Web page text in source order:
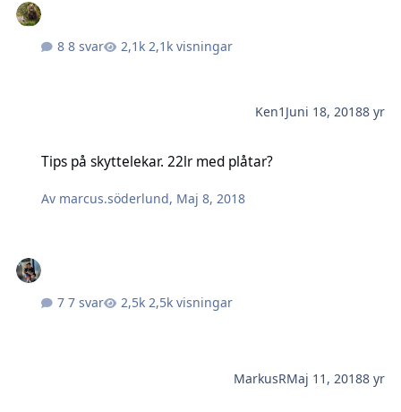
8 svar 2,1k visningar
Ken1 Juni 18, 20188 yr
Tips på skyttelekar. 22lr med plåtar?
Av marcus.söderlund, Maj 8, 2018
7 svar 2,5k visningar
MarkusRMaj 11, 20188 yr